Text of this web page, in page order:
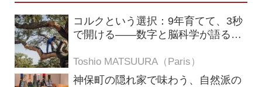
コルクという選択：9年育てて、3秒
で開ける——数字と脳科学が語る栓
Toshio MATSUURA（Paris）
神保町の隠れ家で味わう、自然派の